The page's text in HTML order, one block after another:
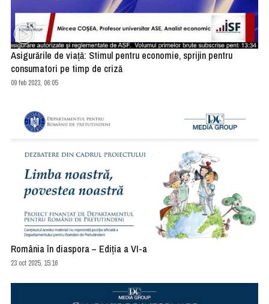
Asigurările de viață: Stimul pentru economie, sprijin pentru
consumatori pe timp de criză
09 feb 2023, 06:05
România în diaspora – Ediția a VI-a
23 oct 2025, 15:16